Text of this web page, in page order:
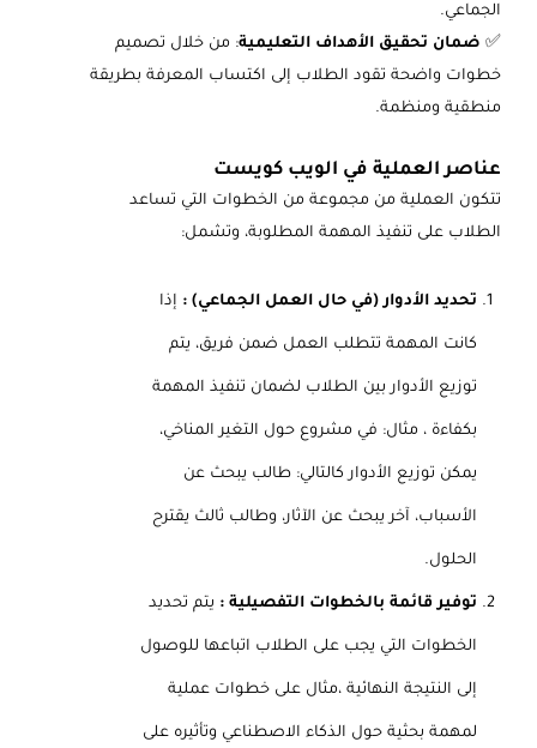
الجماعي.
✅ ضمان تحقيق الأهداف التعليمية: من خلال تصميم
خطوات واضحة تقود الطلاب إلى اكتساب المعرفة بطريقة
منطقية ومنظمة.
عناصر العملية في الويب كويست
تتكون العملية من مجموعة من الخطوات التي تساعد
الطلاب على تنفيذ المهمة المطلوبة، وتشمل:
تحديد الأدوار (في حال العمل الجماعي) : إذا
كانت المهمة تتطلب العمل ضمن فريق، يتم
توزيع الأدوار بين الطلاب لضمان تنفيذ المهمة
بكفاءة ، مثال: في مشروع حول التغير المناخي،
يمكن توزيع الأدوار كالتالي: طالب يبحث عن
الأسباب، آخر يبحث عن الآثار، وطالب ثالث يقترح
الحلول.
توفير قائمة بالخطوات التفصيلية : يتم تحديد
الخطوات التي يجب على الطلاب اتباعها للوصول
إلى النتيجة النهائية ،مثال على خطوات عملية
لمهمة بحثية حول الذكاء الاصطناعي وتأثيره على